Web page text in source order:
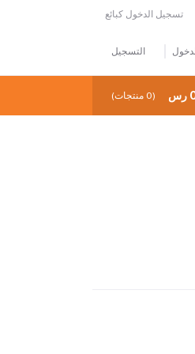
تسجيل الدخول كبائع
التسجيل
(
0 منتجات)